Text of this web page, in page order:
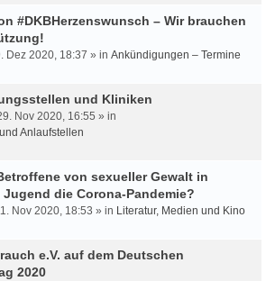
#DKBHerzenswunsch – Wir brauchen
Dez 2020, 18:37 » in Ankündigungen – Termine
und Kliniken
Nov 2020, 16:55 » in
Anlaufstellen
von sexueller Gewalt in
die Corona-Pandemie?
Nov 2020, 18:53 » in Literatur, Medien und Kino
e.V. auf dem Deutschen
2020